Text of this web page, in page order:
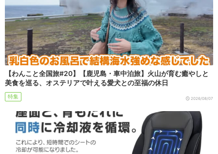
【わんこと全国旅#20】【鹿児島・車中泊旅】火山が育む癒やしと
美食を巡る、オステリアで叶える愛犬との至福の休日
特集 2026/08/07